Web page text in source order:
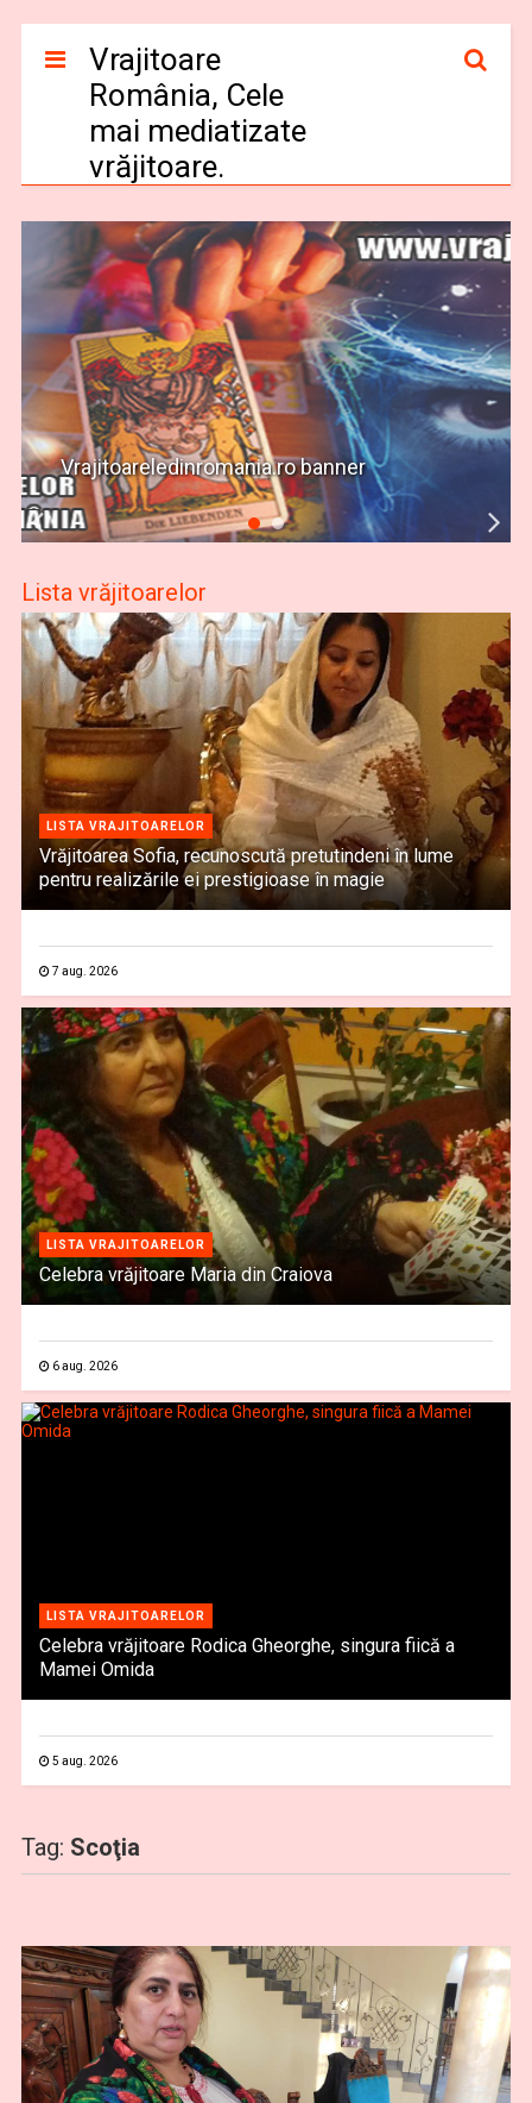
Vrajitoare
România, Cele
mai mediatizate
vrăjitoare.
Vrajitoare-online.com banner
Lista vrăjitoarelor
LISTA VRAJITOARELOR
Vrăjitoarea Sofia, recunoscută pretutindeni în lume
pentru realizările ei prestigioase în magie
7 aug. 2026
LISTA VRAJITOARELOR
Celebra vrăjitoare Maria din Craiova
6 aug. 2026
LISTA VRAJITOARELOR
Celebra vrăjitoare Rodica Gheorghe, singura fiică a
Mamei Omida
5 aug. 2026
Tag: Scoţia